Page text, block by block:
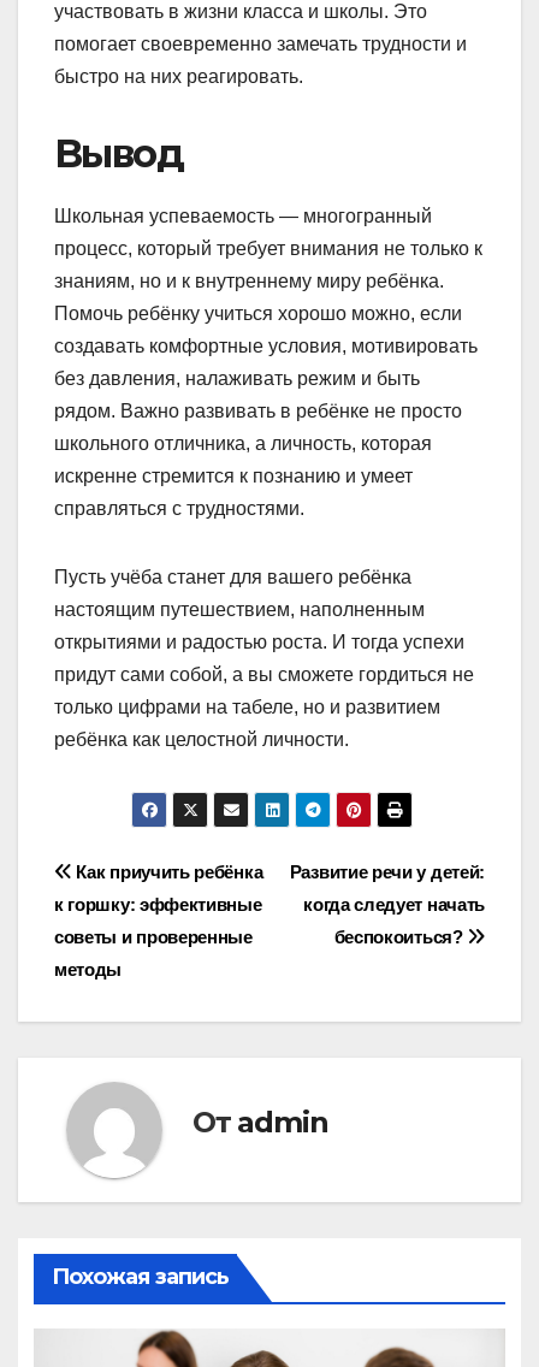
участвовать в жизни класса и школы. Это
помогает своевременно замечать трудности и
быстро на них реагировать.
Вывод
Школьная успеваемость — многогранный
процесс, который требует внимания не только к
знаниям, но и к внутреннему миру ребёнка.
Помочь ребёнку учиться хорошо можно, если
создавать комфортные условия, мотивировать
без давления, налаживать режим и быть
рядом. Важно развивать в ребёнке не просто
школьного отличника, а личность, которая
искренне стремится к познанию и умеет
справляться с трудностями.
Пусть учёба станет для вашего ребёнка
настоящим путешествием, наполненным
открытиями и радостью роста. И тогда успехи
придут сами собой, а вы сможете гордиться не
только цифрами на табеле, но и развитием
ребёнка как целостной личности.
Навигация
по
записям
Развитие речи у детей:
когда следует начать
беспокоиться?
Как приучить ребёнка
к горшку: эффективные
советы и проверенные
методы
От admin
Похожая запись